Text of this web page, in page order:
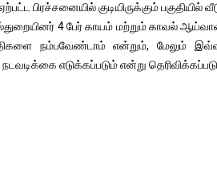
ஏற்பட்ட பிரச்சனையில் குடியிருக்கும்
4 பேர் காயம் மற்றும் காவல்
நம்பவேண்டாம் என்றும், மேலும்
எடுக்கப்படும் என்று